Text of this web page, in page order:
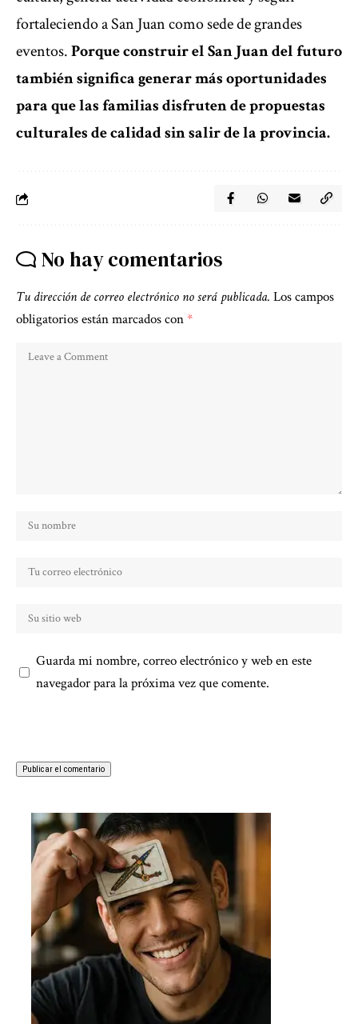
fortaleciendo a San Juan como sede de grandes
eventos.Porque construir el San Juan del futuro
también significa generar más oportunidades
para que las familias disfruten de propuestas
culturales de calidad sin salir de la provincia.
No hay comentarios
Tu dirección de correo electrónico no será publicada. Los campos
obligatorios están marcados con*
Guarda mi nombre, correo electrónico y web en este
navegador para la próxima vez que comente.